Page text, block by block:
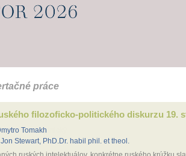
práce
filozoficko-politického diskurzu 19.
Tomakh
Jon Stewart, PhD.Dr. habil phil. et theol.